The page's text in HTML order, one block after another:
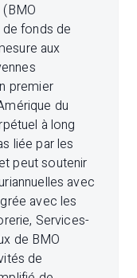
(BMO
fonds de
aux
premier
du
à long
liée par les
peut soutenir
avec
avec les
Services-
de BMO
de